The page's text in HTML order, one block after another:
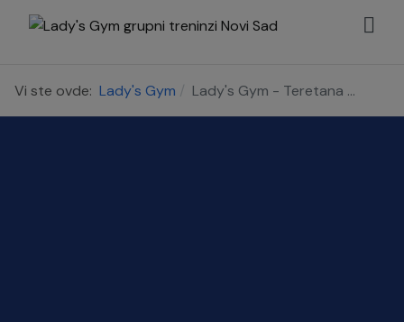
Vi ste ovde: Lady's Gym Lady's Gym - Teretana ...